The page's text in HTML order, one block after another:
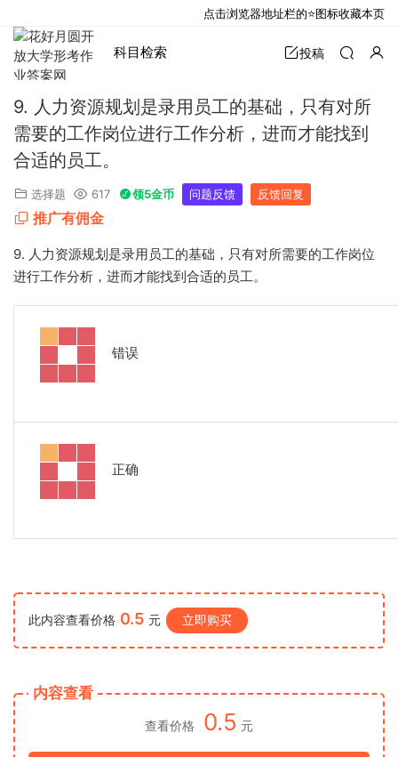
科目检索 投稿
9. 人力资源规划是录用员工的基础，只有对所
需要的工作岗位进行工作分析，进而才能找到
合适的员工。
选择题 617 领5金币 问题反馈 反馈回复
推广有佣金
9. 人力资源规划是录用员工的基础，只有对所需要的工作岗位
进行工作分析，进而才能找到合适的员工。
错误
正确
此内容查看价格 0.5 元 立即购买
内容查看
查看价格 0.5 元
点击浏览器地址栏的⭐图标收藏本页